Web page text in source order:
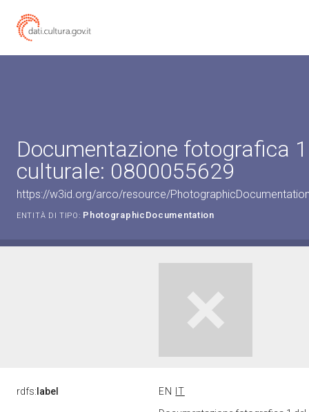
Documentazione fotografica
culturale: 0800055629
https://w3id.org/arco/resource/
ENTITÀ DI TIPO: PhotographicDocumentation
rdfs: label EN
IT